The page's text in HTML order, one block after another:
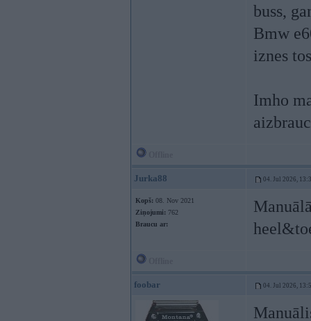
buss,
Bmw
iznes
Imho
Jurka88 04. Jul 2026,
Kopš: 08. Nov 2021
Ziņojumi: 762
Braucu ar:
foobar 04. Jul 2026,